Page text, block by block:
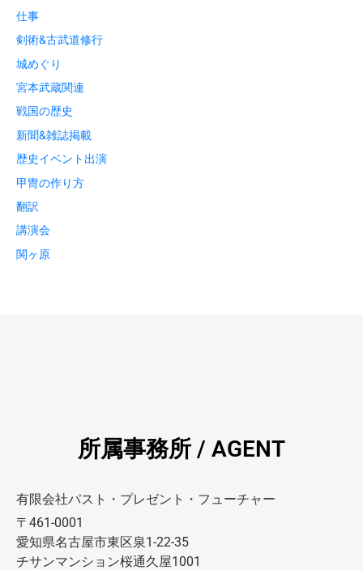
仕事
剣術&古武道修行
城めぐり
宮本武蔵関連
戦国の歴史
新聞&雑誌掲載
歴史イベント出演
甲冑の作り方
翻訳
講演会
関ヶ原
所属事務所 / AGENT
有限会社パスト・プレゼント・フューチャー
〒461-0001
愛知県名古屋市東区泉1-22-35
チサンマンション桜通久屋1001